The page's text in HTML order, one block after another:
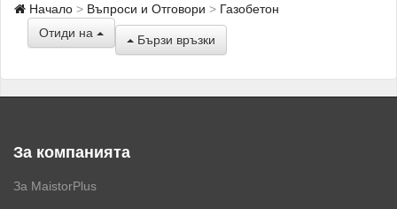
Начало Въпроси и Отговори
Газобетон
Отиди на
Бързи връзки
За компанията
За MaistorPlus